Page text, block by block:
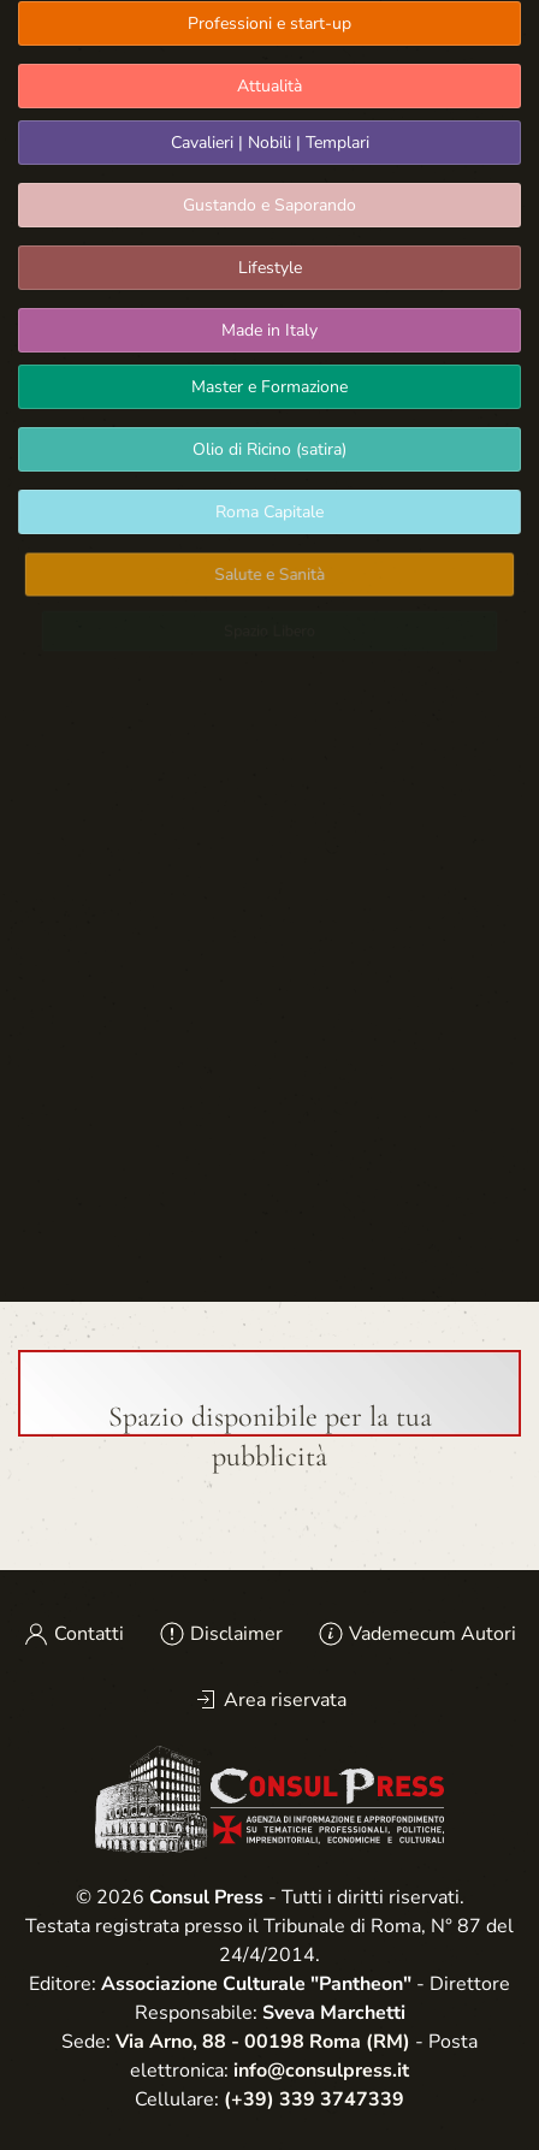
Professioni e start-up
Attualità
Cavalieri | Nobili | Templari
Gustando e Saporando
Lifestyle
Made in Italy
Master e Formazione
Olio di Ricino (satira)
Roma Capitale
Salute e Sanità
Spazio disponibile per la tua
pubblicità
Contatti Disclaimer Vademecum Autori
Area riservata
© 2026 Consul Press- Tutti i diritti riservati.
Testata registrata presso il Tribunale di Roma, N° 87 del
24/4/2014.
Editore: Associazione Culturale "Pantheon" - Direttore
Responsabile: Sveva Marchetti
Sede: Via Arno, 88 - 00198 Roma (RM) - Posta
elettronica: info@consulpress.it
Cellulare: (+39) 339 3747339